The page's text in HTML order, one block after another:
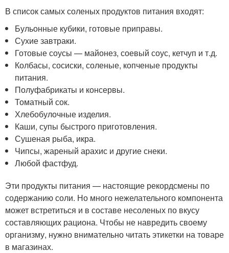
В список самых соленых продуктов питания входят:
Бульонные кубики, готовые приправы.
Сухие завтраки.
Готовые соусы — майонез, соевый соус, кетчуп и т.д.
Колбасы, сосиски, соленые, копченые продукты
питания.
Полуфабрикаты и консервы.
Томатный сок.
Хлебобулочные изделия.
Каши, супы быстрого приготовления.
Сушеная рыба, икра.
Чипсы, жареный арахис и другие снеки.
Любой фастфуд.
Эти продукты питания — настоящие рекордсмены по
содержанию соли. Но много нежелательного компонента
может встретиться и в составе несоленых по вкусу
составляющих рациона. Чтобы не навредить своему
организму, нужно внимательно читать этикетки на товаре
в магазинах.